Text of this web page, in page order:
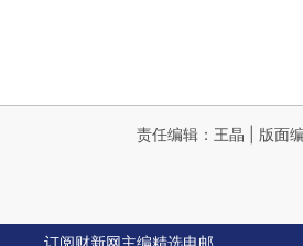
责任编辑：王晶 | 版面